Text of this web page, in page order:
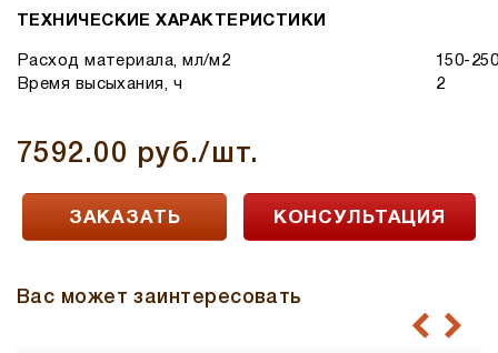
ТЕХНИЧЕСКИЕ ХАРАКТЕРИСТИКИ
Расход материала, мл/м2
150-
Время высыхания, ч
2
7592.00 руб./шт.
ЗАКАЗАТЬ КОНСУЛЬТАЦИЯ
Вас может заинтересовать